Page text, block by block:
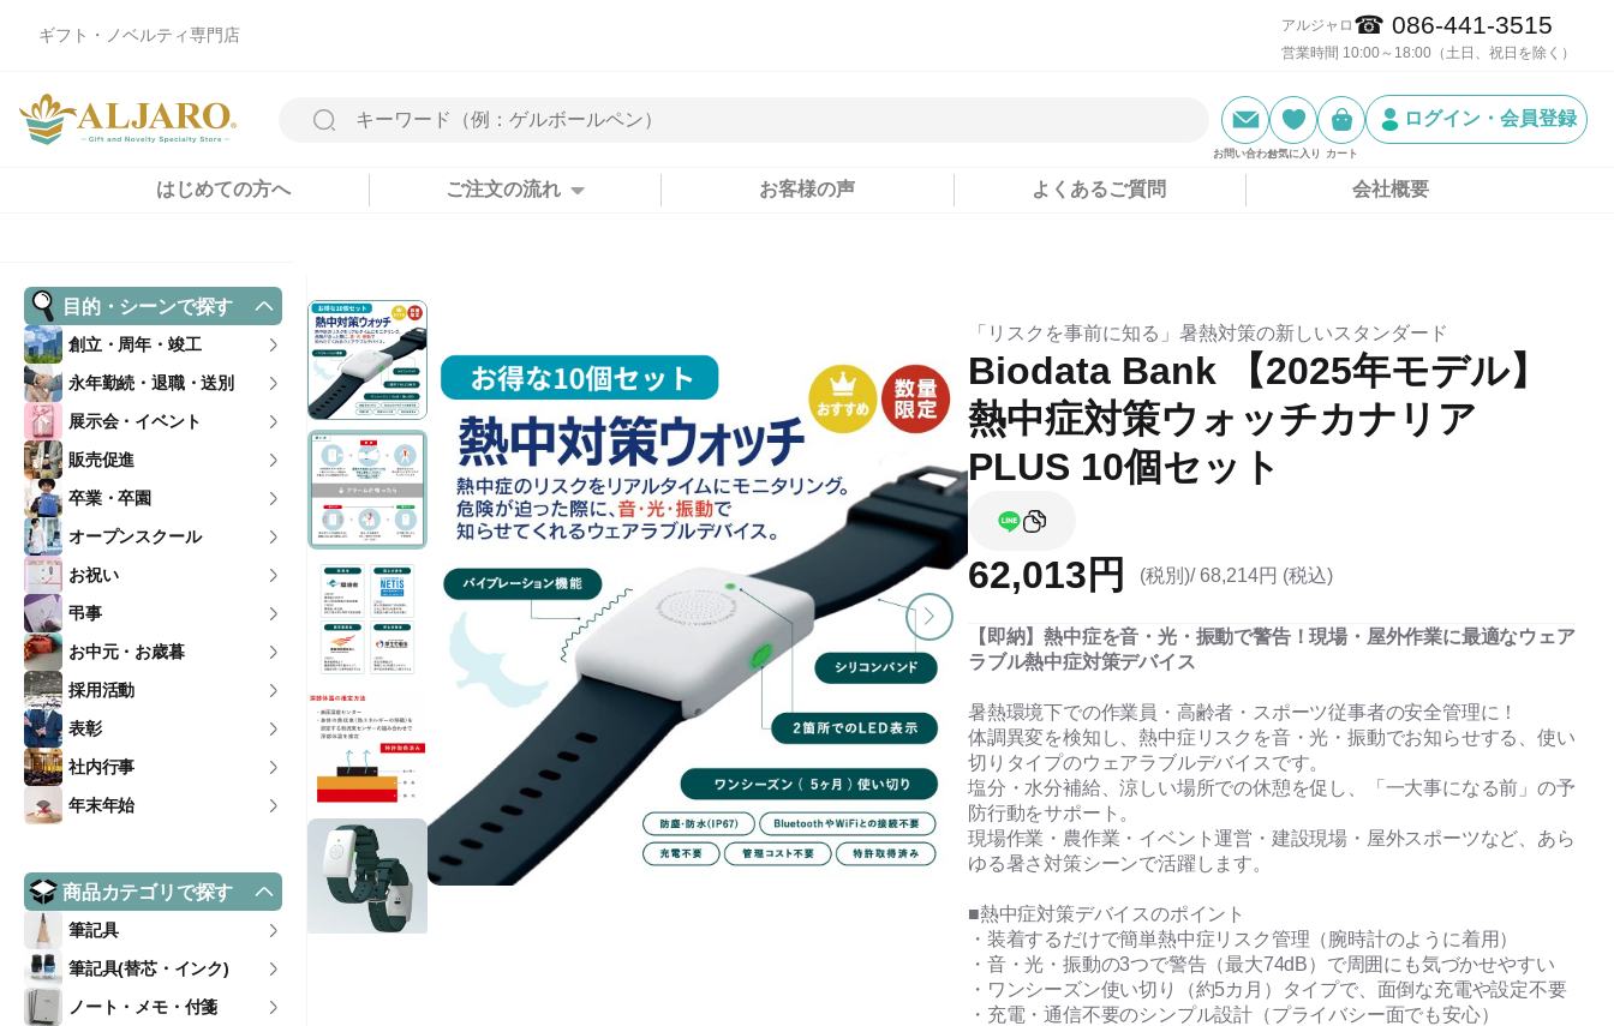
ギフト・ノベルティ専門店 アルジャロ ☎ 086-441-3515
営業時間 10:00～18:00（土日、祝日を除く）
お問い合わせお気に入り カート
ログイン・会員登録
はじめての方へ ご注文の流れ お客様の声 よくあるご質問 会社概要
目的・シーンで探す
創立・周年・竣工
永年勤続・退職・送別
展示会・イベント
販売促進
卒業・卒園
オープンスクール
お祝い
弔事
お中元・お歳暮
採用活動
表彰
社内行事
年末年始
商品カテゴリで探す
筆記具
筆記具(替芯・インク)
ノート・メモ・付箋
「リスクを事前に知る」暑熱対策の新しいスタンダード
Biodata Bank 【2025年モデル】
熱中症対策ウォッチカナリア
PLUS 10個セット
62,013円 (税別)/68,214円 (税込)
【即納】熱中症を音・光・振動で警告！現場・屋外作業に最適なウェア
ラブル熱中症対策デバイス
暑熱環境下での作業員・高齢者・スポーツ従事者の安全管理に！
体調異変を検知し、熱中症リスクを音・光・振動でお知らせする、使い
切りタイプのウェアラブルデバイスです。
塩分・水分補給、涼しい場所での休憩を促し、「一大事になる前」の予
防行動をサポート。
現場作業・農作業・イベント運営・建設現場・屋外スポーツなど、あら
ゆる暑さ対策シーンで活躍します。
■熱中症対策デバイスのポイント
・装着するだけで簡単熱中症リスク管理（腕時計のように着用）
・音・光・振動の3つで警告（最大74dB）で周囲にも気づかせやすい
・ワンシーズン使い切り（約5カ月）タイプで、面倒な充電や設定不要
・充電・通信不要のシンプル設計（プライバシー面でも安心）